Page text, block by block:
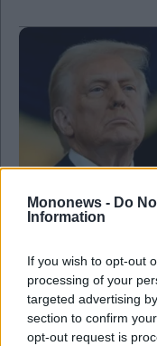
Mononews - Do
Information
If you wish to opt-out
processing of your
targeted advertising
section to confirm
opt-out request is
Διεθνής πολιτική
Τραμπ: Ο Χαμενεΐ
αναπτύξει
συνάντηση